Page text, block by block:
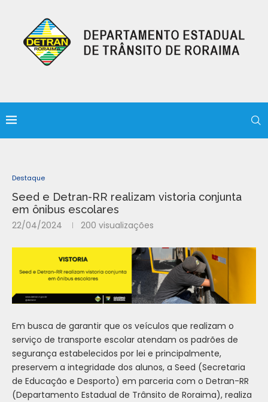
Destaque
Seed e Detran-RR realizam vistoria conjunta
em ônibus escolares
22/04/2024 200 visualizações
Em busca de garantir que os veículos que realizam o
serviço de transporte escolar atendam os padrões de
segurança estabelecidos por lei e principalmente,
preservem a integridade dos alunos, a Seed (Secretaria
de Educação e Desporto) em parceria com o Detran-RR
(Departamento Estadual de Trânsito de Roraima), realiza